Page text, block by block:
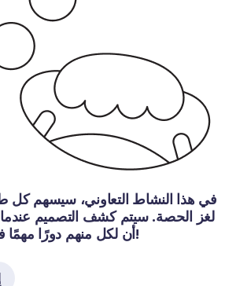
أن لكل منهم دورًا مهمًا في كشف هذا التصميم!